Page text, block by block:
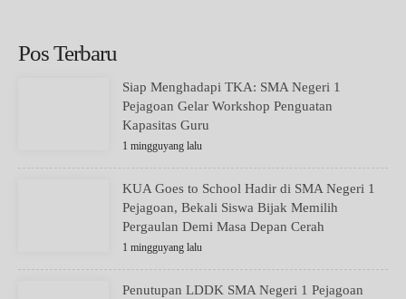
Pos Terbaru
Siap Menghadapi TKA: SMA Negeri 1
Pejagoan Gelar Workshop Penguatan
Kapasitas Guru
1 mingguyang lalu
KUA Goes to School Hadir di SMA Negeri 1
Pejagoan, Bekali Siswa Bijak Memilih
Pergaulan Demi Masa Depan Cerah
1 mingguyang lalu
Penutupan LDDK SMA Negeri 1 Pejagoan